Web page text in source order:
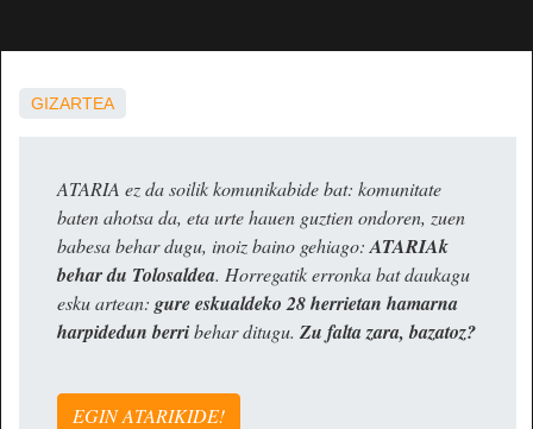
GIZARTEA
ATARIA ez da soilik komunikabide bat: komunitate
baten ahotsa da, eta urte hauen guztien ondoren, zuen
babesa behar dugu, inoiz baino gehiago: ATARIAk
behar du Tolosaldea. Horregatik erronka bat daukagu
esku artean: gure eskualdeko 28 herrietan hamarna
harpidedun berribehar ditugu. Zu falta zara, bazatoz?
EGIN ATARIKIDE!